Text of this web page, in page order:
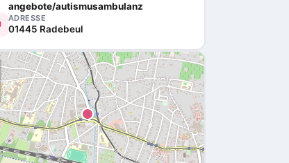
angebote/autismusambulanz
ADRESSE
01445 Radebeul